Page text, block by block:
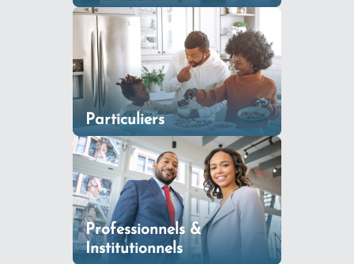
Particuliers
Professionnels &
Institutionnels